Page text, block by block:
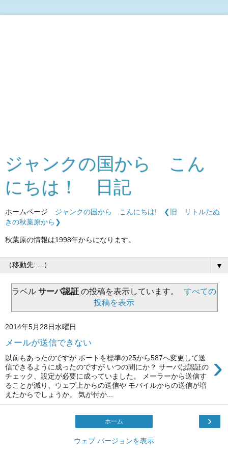
ジャンクの国から こん
にちは！ 日記
ホームページ ジャンクの国から こんにちは!
❮旧 リトルたぬ
きの秋葉原から❯
秋葉原の情報は1998年からになります。
▼
ラベル サーバ認証の投稿を表示しています。
すべての
投稿を表示
2014年5月28日水曜日
メールが送信できない
›
以前もあったのですが ポートを標準の25から587へ変更して送
信できるように成ったのですが いつの間にか？ サーバは認証の
チェック、設定が必要に成っていました。 メーラーから送信す
ることが減り、ウェブ上からの送信や モバイルからの送信が増
えたからでしょうか。 気が付か...
›
ホーム
ウェブ バージョンを表示